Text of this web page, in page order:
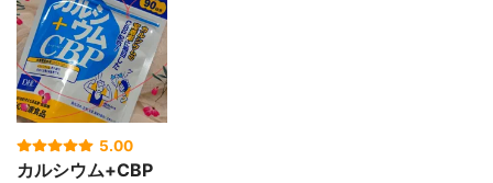
5.00
カルシウム+CBP